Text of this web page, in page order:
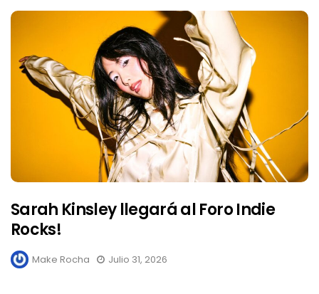
Sarah Kinsley llegará al Foro Indie
Rocks!
Make Rocha Julio 31, 2026